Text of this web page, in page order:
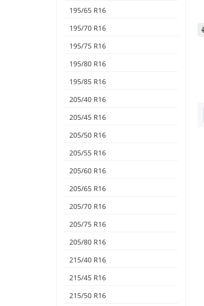
195/65 R16
195/70 R16
195/75 R16
195/80 R16
195/85 R16
205/40 R16
205/45 R16
205/50 R16
205/55 R16
205/60 R16
205/65 R16
205/70 R16
205/75 R16
205/80 R16
215/40 R16
215/45 R16
215/50 R16